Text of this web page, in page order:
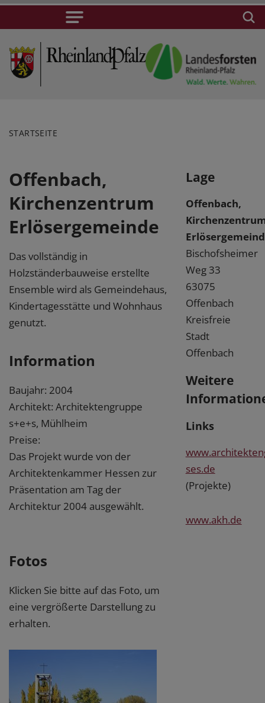
STARTSEITE
Offenbach,
Kirchenzentrum
Erlösergemeinde
Das vollständig in
Holzständerbauweise erstellte
Ensemble wird als Gemeindehaus,
Kindertagesstätte und Wohnhaus
genutzt.
Information
Baujahr: 2004
Architekt: Architektengruppe
s+e+s, Mühlheim
Preise:
Das Projekt wurde von der
Architektenkammer Hessen zur
Präsentation am Tag der
Architektur 2004 ausgewählt.
Fotos
Klicken Sie bitte auf das Foto, um
eine vergrößerte Darstellung zu
erhalten.
Lage
Offenbach,
Bischofsheimer
Weg 33
63075
Offenbach
Kreisfreie
Stadt
Offenbach
Weitere
Links
ses.de
(Projekte)
www.akh.de